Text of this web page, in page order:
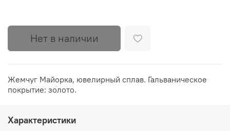
Нет в наличии
Жемчуг Майорка, ювелирный сплав. Гальваническое
покрытие: золото.
Характеристики